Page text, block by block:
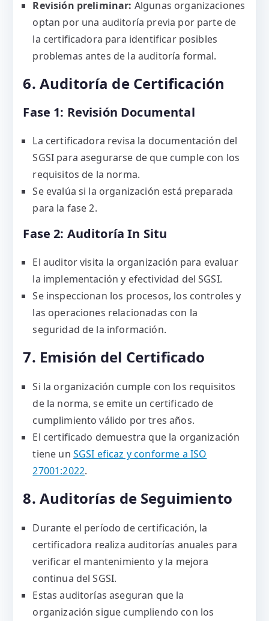
Revisión preliminar: Algunas organizaciones
optan por una auditoría previa por parte de
la certificadora para identificar posibles
problemas antes de la auditoría formal.
6. Auditoría de Certificación
Fase 1: Revisión Documental
La certificadora revisa la documentación del
SGSI para asegurarse de que cumple con los
requisitos de la norma.
Se evalúa si la organización está preparada
para la fase 2.
Fase 2: Auditoría In Situ
El auditor visita la organización para evaluar
la implementación y efectividad del SGSI.
Se inspeccionan los procesos, los controles y
las operaciones relacionadas con la
seguridad de la información.
7. Emisión del Certificado
Si la organización cumple con los requisitos
de la norma, se emite un certificado de
cumplimiento válido por tres años.
El certificado demuestra que la organización
tiene un SGSI eficaz y conforme a ISO
27001:2022.
8. Auditorías de Seguimiento
Durante el período de certificación, la
certificadora realiza auditorías anuales para
verificar el mantenimiento y la mejora
continua del SGSI.
Estas auditorías aseguran que la
organización sigue cumpliendo con los